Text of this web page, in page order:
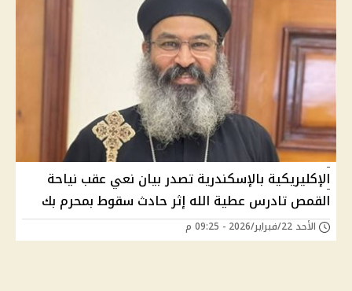
الإكليريكية بالإسكندرية تصدر بيان نعي عقب نياحة
القمص تادرس عطية الله إثر حادث سقوط بمحرم بك
الأحد 22/فبراير/2026 - 09:25 م